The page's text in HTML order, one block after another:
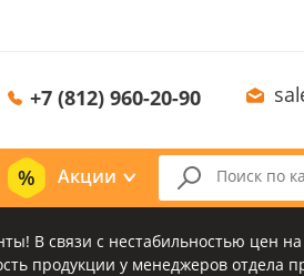
+7 (812) 960-20-90
Акции
В связи с нестабильностью цен
продукции у менеджеров отдела